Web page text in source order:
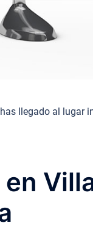
llegado al lugar